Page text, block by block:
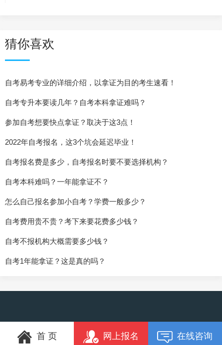
猜你喜欢
自考易考专业的详细介绍，以拿证为目的考生速看！
自考专升本要读几年？自考本科拿证难吗？
参加自考想要快点拿证？取决于这3点！
2022年自考报名，这3个坑会延迟毕业！
自考报名费是多少，自考报名时要不要选择机构？
自考本科难吗？一年能拿证不？
怎么自己报名参加小自考？学费一般多少？
自考费用贵不贵？考下来要花费多少钱？
自考不报机构大概需要多少钱？
自考1年能拿证？这是真的吗？
首 页 网上报名 在线咨询